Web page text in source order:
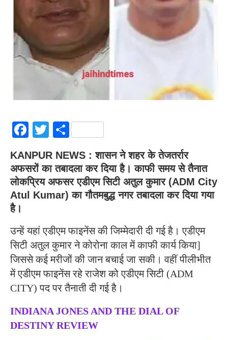
Facebook
Twitter
Share
KANPUR NEWS : शासन ने शहर के तेजतर्रार
अफसरों का तबादला कर दिया है। काफी समय से तैनात
लोकप्रिय अफसर एडीएम सिटी अतुल कुमार (ADM City
Atul Kumar) का गौतमबुद्ध नगर तबादला कर दिया गया
है।
उन्हें यहां एडीएम फाइनेंस की जिम्मेदारी दी गई है। एडीएम
सिटी अतुल कुमार ने कोरोना काल में काफी कार्य किया]
जिससे कई मरीजों की जान बचाई जा सकी। वहीं पीलीभीत
में एडीएम फाइनेंस रहे राजेश को एडीएम सिटी (ADM
CITY) पद पर तैनाती दी गई है।
INDIANA JONES AND THE DIAL OF
DESTINY REVIEW